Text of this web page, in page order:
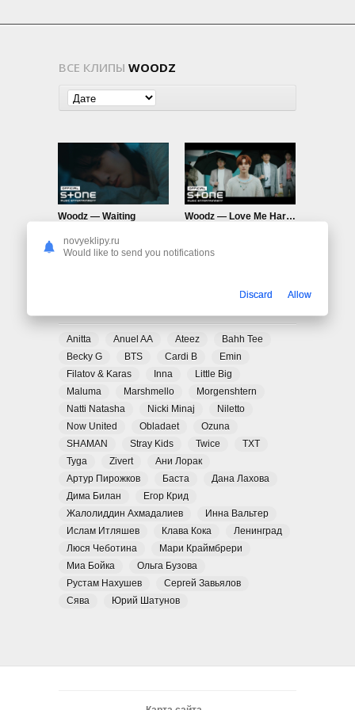
ВСЕ КЛИПЫ WOODZ
Woodz — Waiting
Woodz — Love Me Harder
Anitta Anuel AA Ateez
Bahh Tee
Becky G
BTS Cardi B
Emin
Filatov & Karas
Inna
Little Big
Maluma
Marshmello
Morgenshtern
Natti Natasha
Nicki Minaj
Niletto
Now United
Obladaet
Ozuna
SHAMAN
Stray Kids Twice
TXT
Tyga
Zivert
Ани Лорак
Артур Пирожков
Баста
Дана Лахова
Дима Билан
Егор Крид
Жалолиддин Ахмадалиев
Инна Вальтер
Ислам Итляшев
Клава Кока
Ленинград
Люся Чеботина
Мари Краймбрери
Миа Бойка
Ольга Бузова
Рустам Нахушев
Сергей Завьялов
Сява
Юрий Шатунов
novyeklipy.ru
Would like to send you notifications
Discard Allow